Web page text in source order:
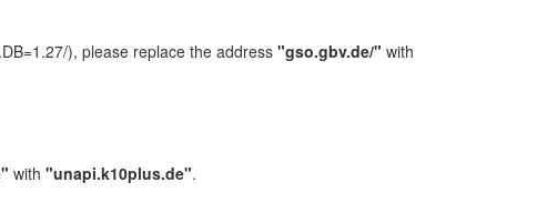
), please replace the address "gso.gbv.de/" with
with "unapi.k10plus.de".